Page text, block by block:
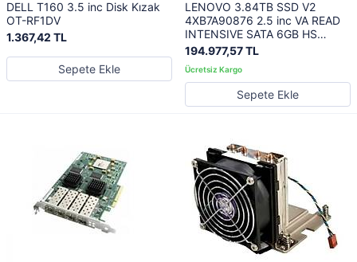
DELL T160 3.5 inc Disk Kızak
OT-RF1DV
1.367,42 TL
Sepete Ekle
LENOVO 3.84TB SSD V2
4XB7A90876 2.5 inc VA READ
INTENSIVE SATA 6GB HS
THINKSYSTEM
194.977,57 TL
Sepete Ekle